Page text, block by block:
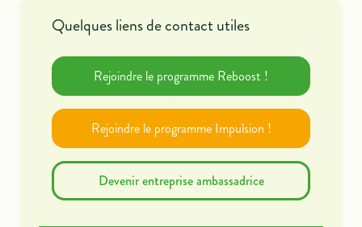
Quelques liens de contact utiles
Rejoindre le programme Reboost !
Rejoindre le programme Impulsion !
Devenir entreprise ambassadrice